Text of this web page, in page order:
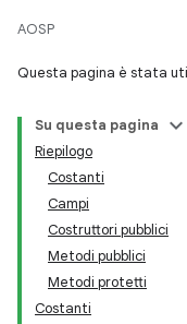
AOSP
Questa pagina è stata
Su questa pagina
Riepilogo
Costanti
Campi
Costruttori pubblici
Metodi pubblici
Metodi protetti
Costanti